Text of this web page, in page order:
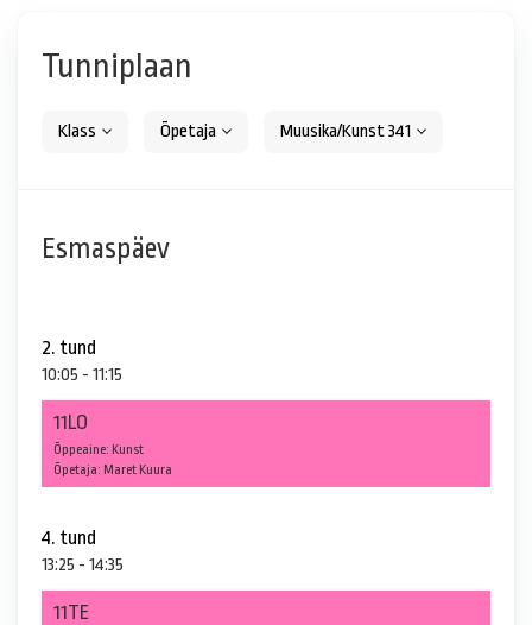
Tunniplaan
Klass Õpetaja Muusika/Kunst 341
Esmaspäev
2. tund
10:05 - 11:15
11LO
Õppeaine: Kunst
Õpetaja: Maret Kuura
4. tund
13:25 - 14:35
11TE